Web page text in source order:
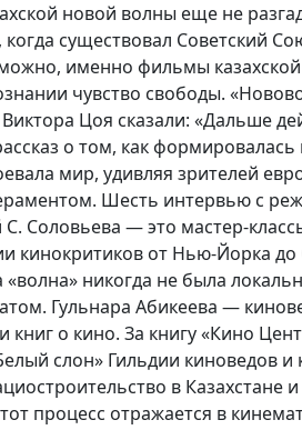
новой волны еще не
когда существовал Советский
именно фильмы
чувство свободы.
Цоя сказали: «Дальше
о том, как формировалась
мир, удивляя зрителей
Шесть интервью с
Соловьева — это мастер-
кинокритиков от Нью-Йорка
«волна» никогда не была
Гульнара Абикеева —
книг о кино. За книгу «Кино
слон» Гильдии киноведов и
в Казахстане
процесс отражается в